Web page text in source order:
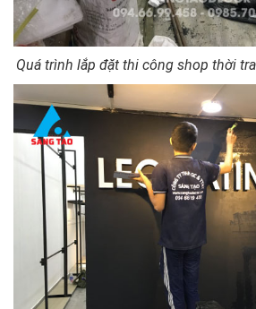
Quá trình lắp đặt thi công shop thời